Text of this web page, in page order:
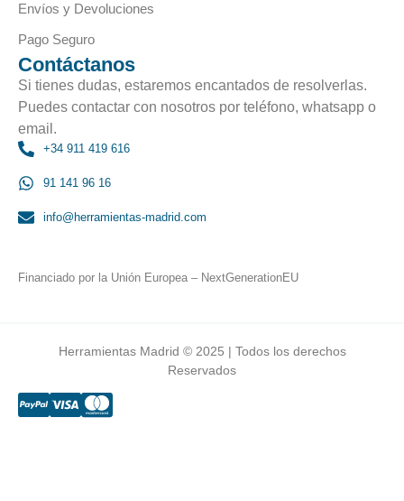
Envíos y Devoluciones
Pago Seguro
Contáctanos
Si tienes dudas, estaremos encantados de resolverlas.
Puedes contactar con nosotros por teléfono, whatsapp o
email.
+34 911 419 616
91 141 96 16
info@herramientas-madrid.com
Financiado por la Unión Europea – NextGenerationEU
Herramientas Madrid © 2025 | Todos los derechos
Reservados